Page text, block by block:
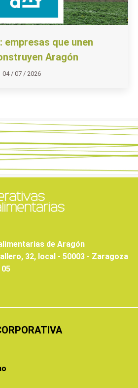
empresas que unen
Aragón
04 / 07 / 2026
de Aragón
32, local - 50003 - Zaragoza